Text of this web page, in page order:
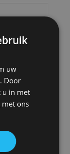
/ 16A
uw
Door
u in met
met ons